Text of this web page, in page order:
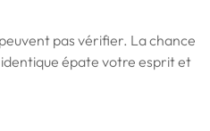
pas vérifier. La chance
épate votre esprit et